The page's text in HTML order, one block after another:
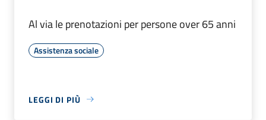
Al via le prenotazioni per persone over 65 anni
Assistenza sociale
LEGGI DI PIÙ